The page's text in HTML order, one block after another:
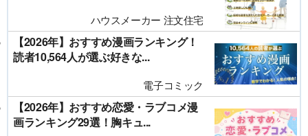
ハウスメーカー 注文住宅
【2026年】おすすめ漫画ランキング！
読者10,564人が選ぶ好きな...
電子コミック
【2026年】おすすめ恋愛・ラブコメ漫
画ランキング29選！胸キュ...